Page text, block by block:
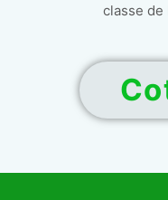
classe de